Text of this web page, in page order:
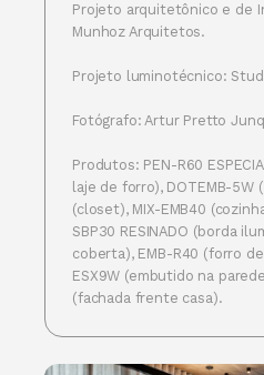
Projeto arquitetônico e de
Munhoz Arquitetos.
Projeto luminotécnico:
Fotógrafo: Artur Pretto
Produtos: PEN-R60
laje de forro), DOTEMB-5W
(closet), MIX-EMB40
SBP30 RESINADO (borda
coberta), EMB-R40 (forro
ESX9W (embutido na
(fachada frente casa).